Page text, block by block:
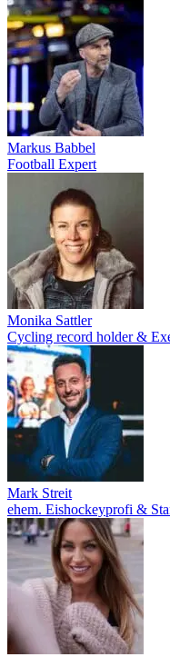
Markus Babbel
Football Expert
Monika Sattler
Cycling record holder &
Mark Streit
ehem. Eishockeyprofi &